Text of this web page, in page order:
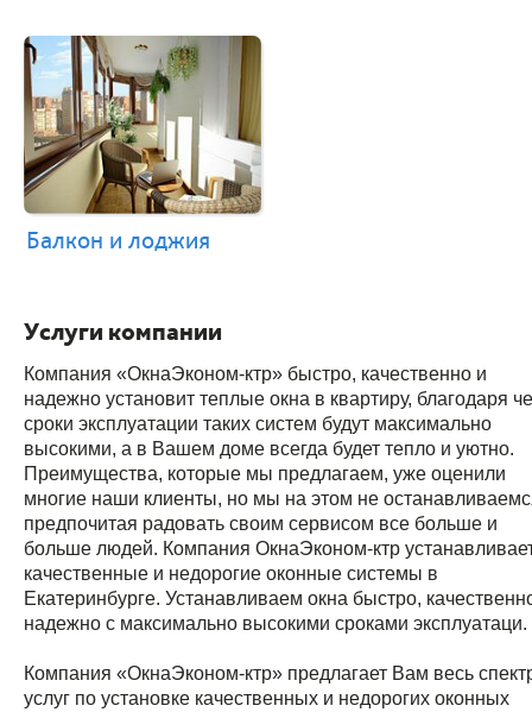
Балкон и лоджия
Услуги компании
Компания «ОкнаЭконом-ктр» быстро, качественно и
надежно установит теплые окна в квартиру, благодаря
сроки эксплуатации таких систем будут максимально
высокими, а в Вашем доме всегда будет тепло и уютно.
Преимущества, которые мы предлагаем, уже оценили
многие наши клиенты, но мы на этом не
предпочитая радовать своим сервисом все больше и
больше людей. Компания ОкнаЭконом-ктр
качественные и недорогие оконные системы в
Екатеринбурге. Устанавливаем окна быстро,
надежно с максимально высокими сроками эксплуатаци.
Компания «ОкнаЭконом-ктр» предлагает Вам весь
услуг по установке качественных и недорогих оконных